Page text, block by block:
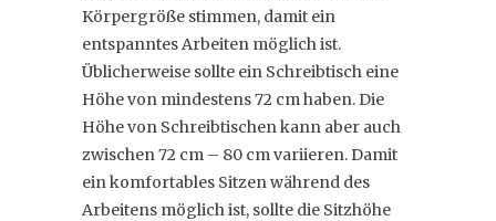
Körpergröße stimmen, damit ein
entspanntes Arbeiten möglich ist.
Üblicherweise sollte ein Schreibtisch eine
Höhe von mindestens 72 cm haben. Die
Höhe von Schreibtischen kann aber auch
zwischen 72 cm – 80 cm variieren. Damit
ein komfortables Sitzen während des
Arbeitens möglich ist, sollte die Sitzhöhe